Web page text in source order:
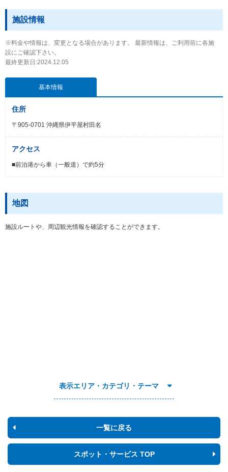
施設情報
※料金や情報は、変更となる場合があります。 最新情報は、ご利用前に各施
設にご確認下さい。
最終更新日:2024.12.05
基本情報
住所
〒905-0701 沖縄県伊平屋村田名
アクセス
■前泊港から車（一般道）で約5分
地図
施設ルートや、周辺観光情報を確認することができます。
表示エリア・カテゴリ・テーマ
一覧に戻る
スポット・サービス TOP